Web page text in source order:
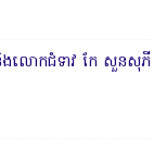
ងលោកជំទាវ កែ សួនសុភី